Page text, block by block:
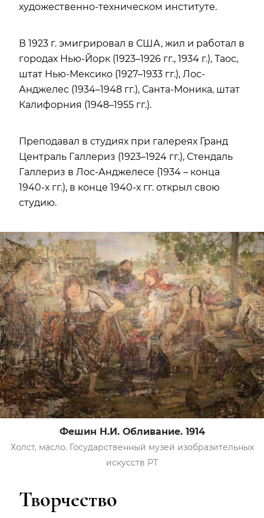
художественно-техническом институте.
В 1923 г. эмигрировал в США, жил и работал в
городах Нью-Йорк (1923–1926 гг., 1934 г.), Таос,
штат Нью-Мексико (1927–1933 гг.), Лос-
Анджелес (1934–1948 гг.), Санта-Моника, штат
Калифорния (1948–1955 гг.).
Преподавал в студиях при галереях Гранд
Централь Галлериз (1923–1924 гг.), Стендаль
Галлериз в Лос-Анджелесе (1934 – конца
1940-х гг.), в конце 1940-х гг. открыл свою
студию.
Фешин Н.И. Обливание. 1914
Холст, масло. Государственный музей изобразительных
искусств РТ
Творчество